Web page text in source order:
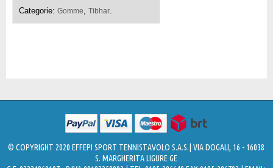
Categorie: Gomme Tibhar
© COPYRIGHT 2020 EFFEPI SPORT TENNISTAVOLO S.A.S.| VIA DOGALI, 16 - 16038
S. MARGHERITA LIGURE GE